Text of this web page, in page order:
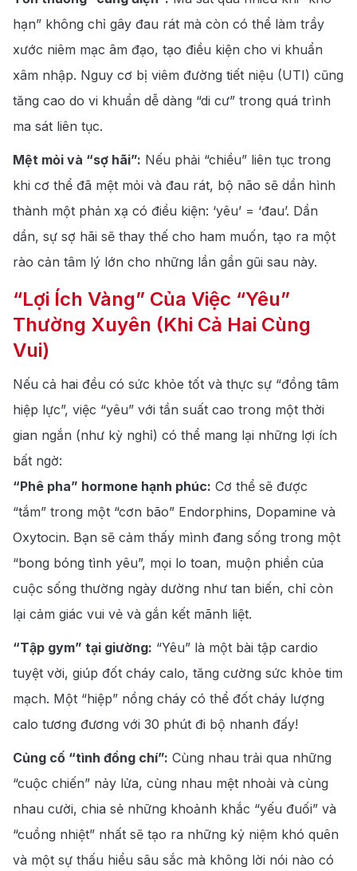
hạn” không chỉ gây đau rát mà còn có thể làm trầy
xước niêm mạc âm đạo, tạo điều kiện cho vi khuẩn
xâm nhập. Nguy cơ bị viêm đường tiết niệu (UTI) cũng
tăng cao do vi khuẩn dễ dàng “di cư” trong quá trình
ma sát liên tục.
Mệt mỏi và “sợ hãi”: Nếu phải “chiều” liên tục trong
khi cơ thể đã mệt mỏi và đau rát, bộ não sẽ dần hình
thành một phản xạ có điều kiện: ‘yêu’ = ‘đau’. Dần
dần, sự sợ hãi sẽ thay thế cho ham muốn, tạo ra một
rào cản tâm lý lớn cho những lần gần gũi sau này.
“Lợi Ích Vàng” Của Việc “Yêu”
Thường Xuyên (Khi Cả Hai Cùng
Vui)
Nếu cả hai đều có sức khỏe tốt và thực sự “đồng tâm
hiệp lực”, việc “yêu” với tần suất cao trong một thời
gian ngắn (như kỳ nghỉ) có thể mang lại những lợi ích
bất ngờ:
“Phê pha” hormone hạnh phúc: Cơ thể sẽ được
“tắm” trong một “cơn bão” Endorphins, Dopamine và
Oxytocin. Bạn sẽ cảm thấy mình đang sống trong một
“bong bóng tình yêu”, mọi lo toan, muộn phiền của
cuộc sống thường ngày dường như tan biến, chỉ còn
lại cảm giác vui vẻ và gắn kết mãnh liệt.
“Tập gym” tại giường: “Yêu” là một bài tập cardio
tuyệt vời, giúp đốt cháy calo, tăng cường sức khỏe tim
mạch. Một “hiệp” nồng cháy có thể đốt cháy lượng
calo tương đương với 30 phút đi bộ nhanh đấy!
Củng cố “tình đồng chí”: Cùng nhau trải qua những
“cuộc chiến” nảy lửa, cùng nhau mệt nhoài và cùng
nhau cười, chia sẻ những khoảnh khắc “yếu đuối” và
“cuồng nhiệt” nhất sẽ tạo ra những kỷ niệm khó quên
và một sự thấu hiểu sâu sắc mà không lời nói nào có